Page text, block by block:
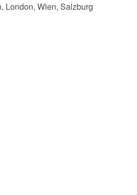
London, Wien, Salzburg